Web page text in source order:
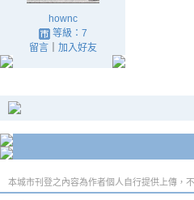
hownc
等級：7
留言｜ 加入好友
本城市刊登之內容為作者個人自行提供上傳，